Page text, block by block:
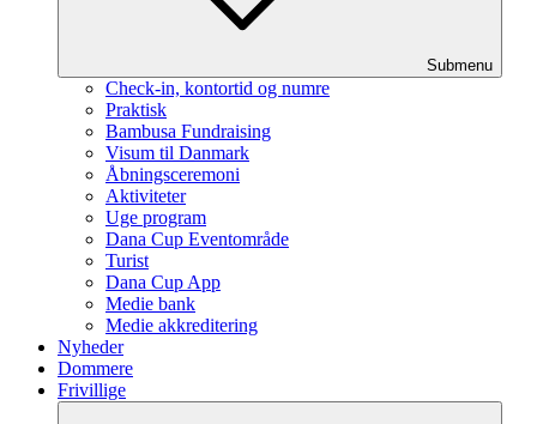
Submenu
Check-in, kontortid og numre
Praktisk
Bambusa Fundraising
Visum til Danmark
Åbningsceremoni
Aktiviteter
Uge program
Dana Cup Eventområde
Turist
Dana Cup App
Medie bank
Medie akkreditering
Nyheder
Dommere
Frivillige